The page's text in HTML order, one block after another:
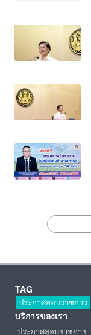
TAG
ประกาศสอบราชการ
บริการของเรา
ประกาศสอบราชการ